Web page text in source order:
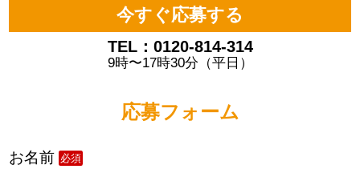
今すぐ応募する
TEL：0120-814-314
9時〜17時30分（平日）
応募フォーム
お名前 必須